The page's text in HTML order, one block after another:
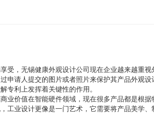
受，无锡健康外观设计公司现在企业越来越重
申请人提交的图片或者照片来保护其产品外观
专利上发挥着关键性的作用。
业价值在智能硬件领域，现在很多产品都是根
工业设计更像是一门艺术，它需要将产品美学